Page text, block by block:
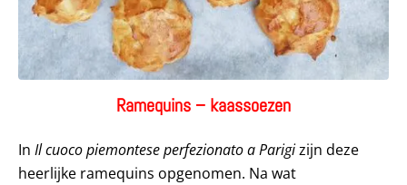
Ramequins – kaassoezen
In Ilcuoco piemontese perfezionato a Parigizijn deze
heerlijke ramequins opgenomen. Na wat